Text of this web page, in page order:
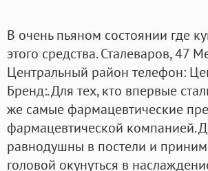
В очень пьяном состоянии где
этого средства. Сталеваров, 47
Центральный район телефон:
Бренд:. Для тех, кто впервые
же самые фармацевтические
фармацевтической компанией.
равнодушны в постели и
головой окунуться в